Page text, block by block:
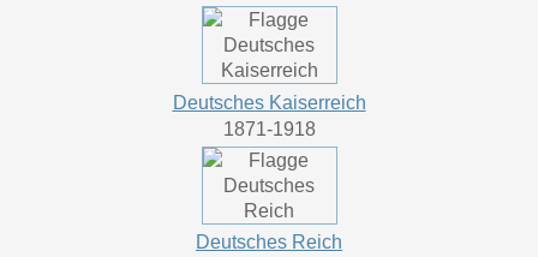
Deutsches Kaiserreich
1871-1918
Deutsches Reich